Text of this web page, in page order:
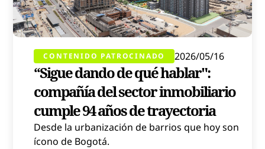
CONTENIDO PATROCINADO 2026/05/16
“Sigue dando de qué hablar":
compañía del sector inmobiliario
cumple 94 años de trayectoria
Desde la urbanización de barrios que hoy son
ícono de Bogotá.